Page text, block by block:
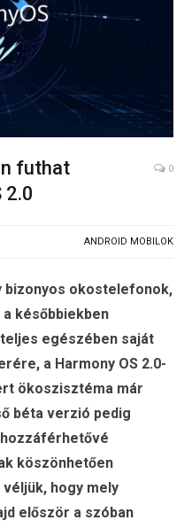
futhat
2.0
0
ANDROID MOBILOK
bizonyos okostelefonok,
későbbiekben
egészében saját
a Harmony OS 2.0-
ökoszisztéma már
béta verzió pedig
köszönhetően
hogy mely
először a szóban